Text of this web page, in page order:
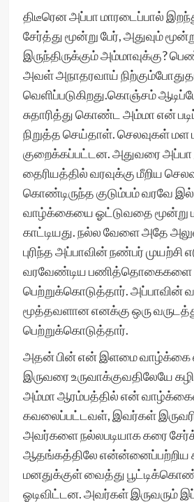
திடீரென அப்பா மாரடைப்பால்
சேர்த்து மூன்று பேர், அதுவும்
இருந்திருக்கும் அம்மாவுக்கு?
அவள் அநாதரவாய்
வெளிப்படுகிறது.கொஞ்சம்
சுதாரித்து கொண்ட அம்மா என்
நிறுத்த செய்தாள். செலவுகள்
குறைக்கப்பட்டன. அதுவரை அப்பா
தைரியத்தில் வரவுக்கு மீறிய
கொண்டிருந்த குடும்பம் வரவே
வாழ்க்கையை ஓட்டுவதை மூன்று
காட்டியது. நல்ல வேளை அதே
புரிந்த அப்பாவின் நண்பர் முயற்சி
வரவேண்டிய பணித்தொகைகளை
பெற்றுக்கொடுத்தார். அப்பாவின்
மூத்தவளான எனக்கு ஒரு
பெற்றுக்கொடுத்தார்.
அதன் பின் என் இளமை வாழ்க்கை
இருவரை உருவாக்குவதிலேயே
அம்மா ஆரம்பத்தில் என்
கவலைப்பட்டவள், இவர்கள்
அவர்களை நல்லபடியாக கரை
ஆதங்கத்திலே
மனதுக்குள் வைத்து
ஓடிவிட்டன. அவர்கள் இருவரும்